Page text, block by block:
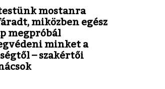
mostanra
miközben egész
megpróbál
minket a
– szakértői